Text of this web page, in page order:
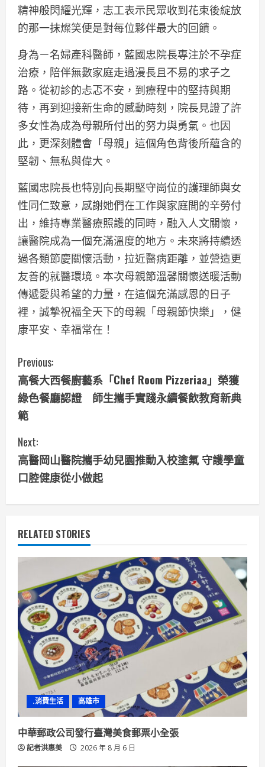
精神般閃耀光輝，志工表示民眾收到花束後綻放
的那一抹燦笑便是對每位夥伴最大的回饋。
身為ㄧ名婦產科醫師，藍國忠院長專注於不孕症
治療，陪伴無數家庭走過漫長且不易的求子之
路。從初診的忐忑不安，到療程中的堅持與期
待，再到迎接新生命的感動時刻，院長見證了許
多女性為成為母親所付出的努力與勇氣。也因
此，更深刻體會「母親」這個角色背後所蘊含的
堅韌、無私與偉大。
藍國忠院長也特別向長期堅守崗位的護理師與女
性同仁致意，感謝她們在工作與家庭間的辛勞付
出，維持專業醫療照護的同時，融入人文關懷，
讓醫院成為一個充滿溫度的地方。未來將持續透
過各類節慶關懷活動，拉近醫病距離，並營造更
友善的就醫環境。本次母親節溫馨關懷送暖活動
傳遞愛與希望的力量，在這個充滿感恩的日子
裡，誠摯祝福全天下的母親「母親節快樂」，健
康平安、幸福常在！
C
o
n
t
i
n
u
e
R
e
a
d
g
Previous:
高餐大西餐廚藝系「Chef Room Pizzeriaa」榮獲
綠色餐廳認證 師生攜手實踐永續餐飲教育新典
範
Next:
高醫岡山醫院攜手幼兒園推動入校塗氟 守護學童
口腔健康從小做起
RELATED STORIES
.消費生活 高雄市
中華郵政公司發行臺灣美食郵票小全張
記者洪惠美 2026 年 8 月 6 日